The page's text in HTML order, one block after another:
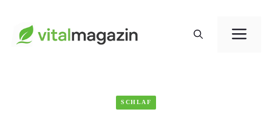
Inhalt
SCHLAF